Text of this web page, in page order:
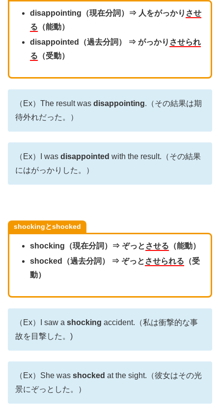
disappointing（現在分詞）⇒ 人をがっかり させ
る （能動）
disappointed（過去分詞） ⇒ がっかり させられ
る （受動）
（Ex）The result was disappointing.（その結果は期
待外れだった。）
（Ex）I was disappointed with the result.（その結果
にはがっかりした。）
shockingとshocked
shocking（現在分詞）⇒ ぞっと させる （能動）
shocked（過去分詞） ⇒ ぞっと させられる （受
動）
（Ex）I saw a shocking accident.（私は衝撃的な事
故を目撃した。)
（Ex）She was shocked at the sight.（彼女はその光
景にぞっとした。）